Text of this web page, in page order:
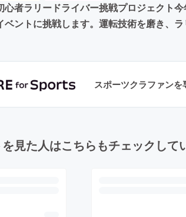
心者ラリードライバー挑戦プロジェクト
ベントに挑戦します。運転技術を磨き、
スポーツクラファンを
見た人はこちらもチェックして